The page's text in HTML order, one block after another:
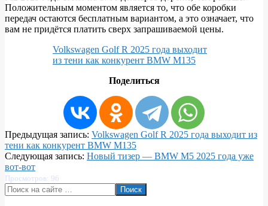
Положительным моментом является то, что обе коробки
передач остаются бесплатным вариантом, а это означает, что
вам не придётся платить сверх запрашиваемой цены.
Volkswagen Golf R 2025 года выходит
из тени как конкурент BMW M135
Поделиться
2024-
06-
13
Предыдущая запись: Volkswagen Golf R 2025 года выходит из
тени как конкурент BMW M135
Следующая запись: Новый тизер — BMW M5 2025 года уже
вот-вот
Просмотров: 96
Поиск